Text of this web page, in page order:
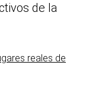
de la
reales de